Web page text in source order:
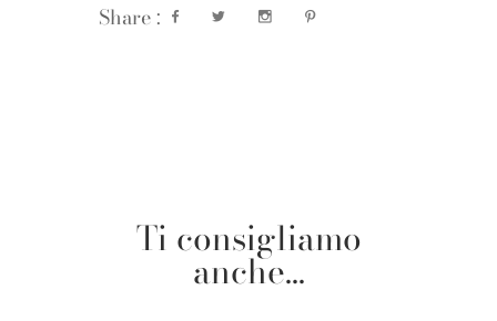
Share :
Ti consigliamo
anche...